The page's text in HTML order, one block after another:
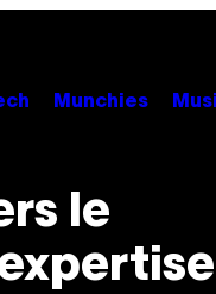
Munchies
le